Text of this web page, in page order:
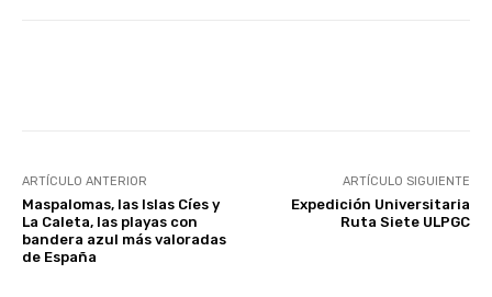
ARTÍCULO ANTERIOR
Maspalomas, las Islas Cíes y
La Caleta, las playas con
bandera azul más valoradas
de España
ARTÍCULO SIGUIENTE
Expedición Universitaria
Ruta Siete ULPGC